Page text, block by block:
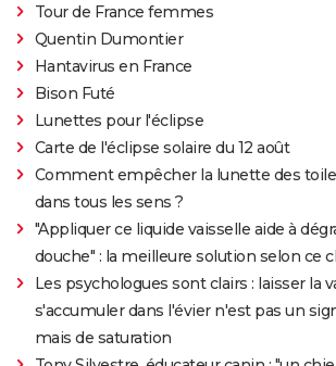
Tour de France femmes
Quentin Dumontier
Hantavirus en France
Bison Futé
Lunettes pour l'éclipse
Carte de l'éclipse solaire du 12 août
Comment empêcher la lunette des
dans tous les sens ?
"Appliquer ce liquide vaisselle aide à
douche" : la meilleure solution selon ce
Les psychologues sont clairs : laisser la
s'accumuler dans l'évier n'est pas un
mais de saturation